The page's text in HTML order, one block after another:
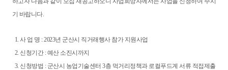
기 바랍니다.
1. 사 업 명 : 2023년 군산시 직거래행사 참가 지원사업
2. 신청기간 : 예산 소진시까지
3. 신청방법 : 군산시 농업기술센터 3층 먹거리정책과 로컬푸드계 서류 적접제출